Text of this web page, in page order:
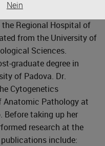
Nein
Cytogenetic Lab in
Regional Hospital of
from the University of
Sciences.
graduate degree in
of Padova. Dr.
Cytogenetics
Anatomic Pathology at
Before taking up her
research at the
include: